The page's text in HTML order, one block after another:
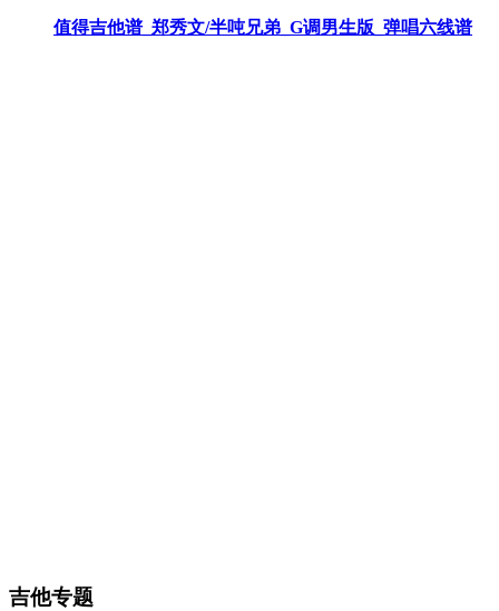
值得吉他谱_郑秀文/半吨兄弟_G调男生版_弹唱六线谱
吉他专题